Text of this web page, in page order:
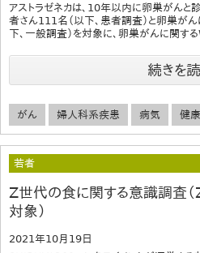
アストラゼネカは、10年以内に卵巣がん
者さん111名（以下、患者調査）と卵巣が
下、一般調査）を対象に、卵巣がんに関す
続きを
がん 婦人科系疾患 病気 健康
若者
Z世代の食に関する意識調査
対象）
2021年10月19日